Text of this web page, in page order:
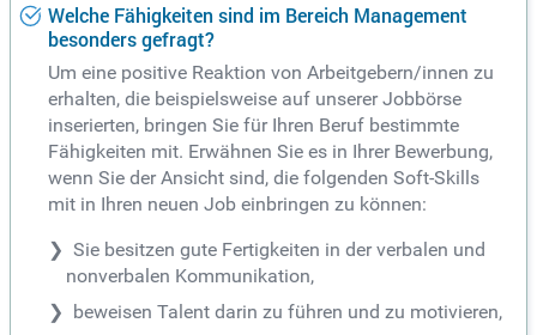
Welche Fähigkeiten sind im Bereich Management
besonders gefragt?
Um eine positive Reaktion von Arbeitgebern/innen zu
erhalten, die beispielsweise auf unserer Jobbörse
inserierten, bringen Sie für Ihren Beruf bestimmte
Fähigkeiten mit. Erwähnen Sie es in Ihrer Bewerbung,
wenn Sie der Ansicht sind, die folgenden Soft-Skills
mit in Ihren neuen Job einbringen zu können:
Sie besitzen gute Fertigkeiten in der verbalen und
nonverbalen Kommunikation,
beweisen Talent darin zu führen und zu motivieren,